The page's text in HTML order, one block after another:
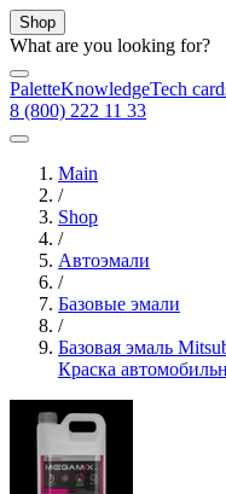
Shop
What are you looking for?
PaletteKnowledgeTech
8 (800) 222 11 33
Main
/
Shop
/
Автоэмали
/
Базовые эмали
/
Базовая эмаль
Краска